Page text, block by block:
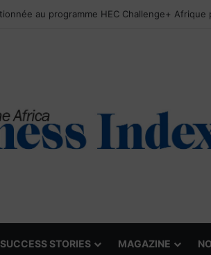
SUCCESS STORIES MAGAZINE